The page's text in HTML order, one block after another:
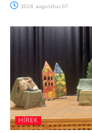
2026. augusztus 07.
HÍREK